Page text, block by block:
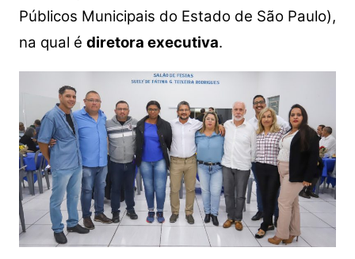
Públicos Municipais do Estado de São Paulo),
na qual é diretora executiva.